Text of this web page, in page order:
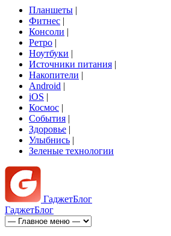
Планшеты |
Фитнес |
Консоли |
Ретро |
Ноутбуки |
Источники питания |
Накопители |
Android |
iOS |
Космос |
События |
Здоровье |
Улыбнись |
Зеленые технологии
ГаджетБлог
ГаджетБлог